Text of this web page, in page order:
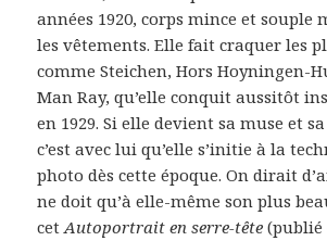
années 1920, corps mince et
les vêtements. Elle fait craquer les
comme Steichen, Hors Hoyningen-
Man Ray, qu’elle conquit aussitôt
en 1929. Si elle devient sa muse et
c’est avec lui qu’elle s’initie à la
photo dès cette époque. On dirait
ne doit qu’à elle-même son plus
cetAutoportrait en serre-tête (publié